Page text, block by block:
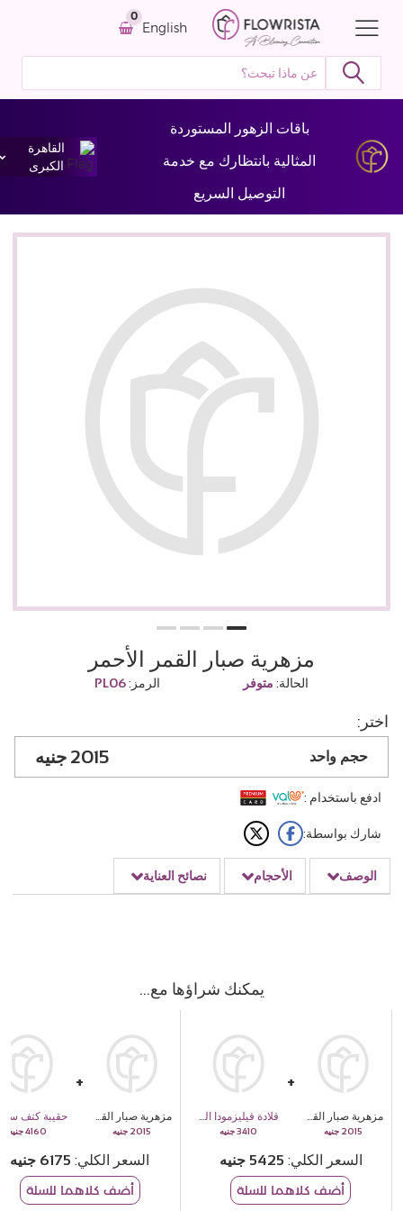
0
English
باقات الزهور المستوردة
المثالية بانتظارك مع خدمة
التوصيل السريع
القاهرة
الكبرى
مزهرية صبار القمر الأحمر
الحالة:متوفر الرمز:PL06
اختر:
حجم واحد 2015
ادفع باستخدام :
شارك بواسطة:
الوصف الأحجام نصائح العناية
يمكنك شراؤها مع
مزهرية صبار القمر الأحمر
2015
3410
السعر الكلي 5425
أضف كلاهما للسلة
مزهرية صبار القمر الأحمر
2015
4160
السعر الكلي 6175
أضف كلاهما للسلة